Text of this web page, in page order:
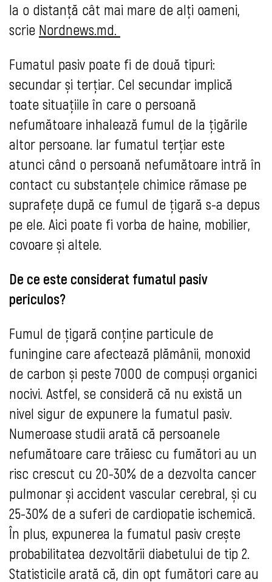
la o distanță cât mai mare de alți oameni,
scrie Nordnews.md.
Fumatul pasiv poate fi de două tipuri:
secundar și terțiar. Cel secundar implică
toate situațiile în care o persoană
nefumătoare inhalează fumul de la țigările
altor persoane. Iar fumatul terțiar este
atunci când o persoană nefumătoare intră în
contact cu substanțele chimice rămase pe
suprafețe după ce fumul de țigară s-a depus
pe ele. Aici poate fi vorba de haine, mobilier,
covoare și altele.
De ce este considerat fumatul pasiv
periculos?
Fumul de țigară conține particule de
funingine care afectează plămânii, monoxid
de carbon și peste 7000 de compuși organici
nocivi. Astfel, se consideră că nu există un
nivel sigur de expunere la fumatul pasiv.
Numeroase studii arată că persoanele
nefumătoare care trăiesc cu fumători au un
risc crescut cu 20-30% de a dezvolta cancer
pulmonar și accident vascular cerebral, și cu
25-30% de a suferi de cardiopatie ischemică.
În plus, expunerea la fumatul pasiv crește
probabilitatea dezvoltării diabetului de tip 2.
Statisticile arată că, din opt fumători care au